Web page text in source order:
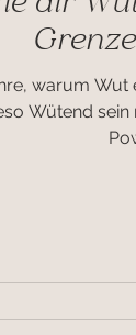
warum Wut
Wütend sein